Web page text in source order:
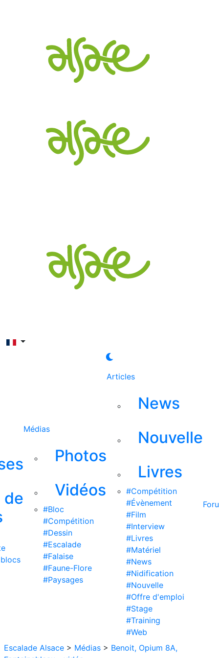
de
Médias
Photos
Vidéos
#Bloc
#Compétition
#Dessin
#Escalade
#Falaise
#Faune-Flore
#Paysages
Articles
News
Nouvelle
Livres
#Compétition
#Évènement
#Film
#Interview
#Livres
#Matériel
#News
#Nidification
#Nouvelle
#Offre d'emploi
#Stage
#Training
#Web
Escalade Alsace > Médias > Benoit, Opium 8A,